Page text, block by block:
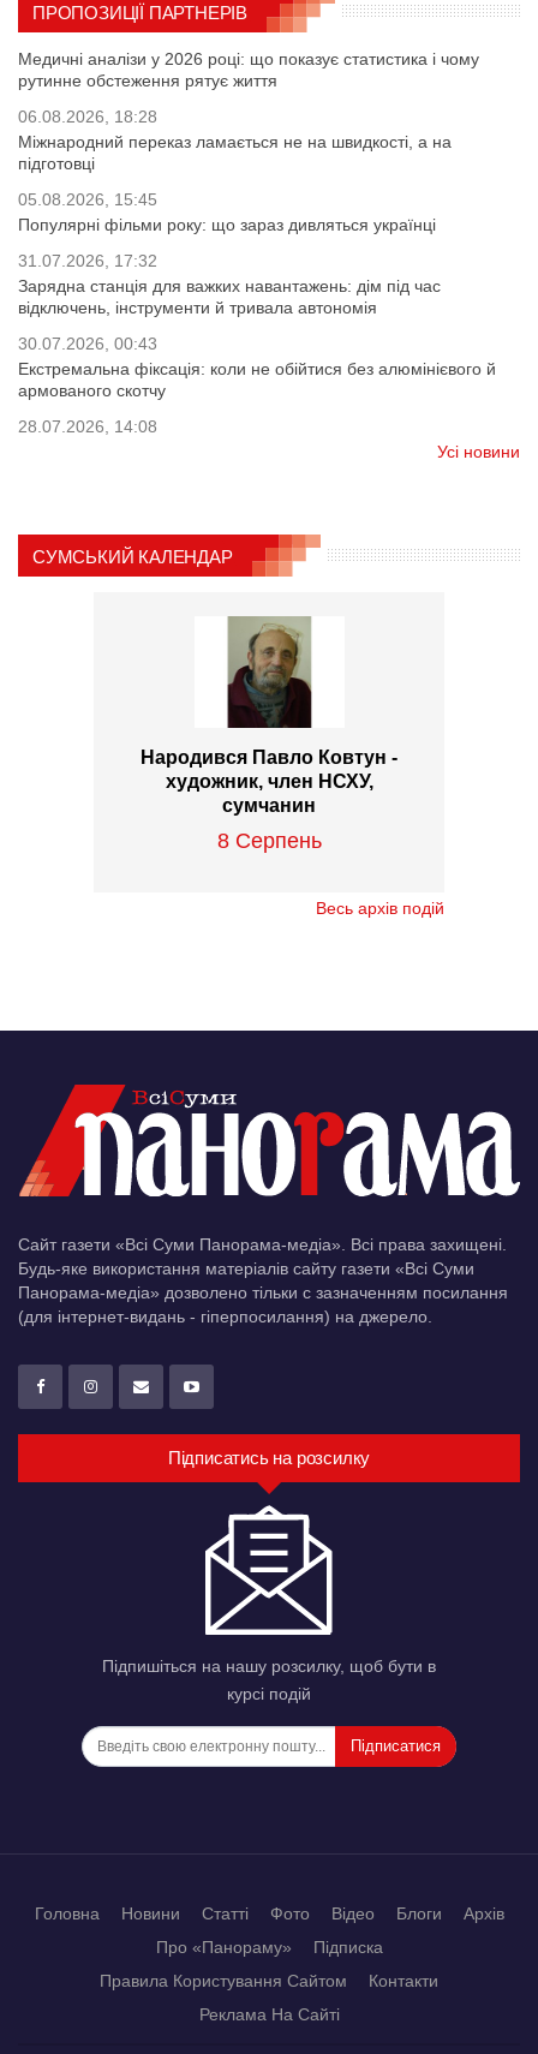
ПРОПОЗИЦІЇ ПАРТНЕРІВ
Медичні аналізи у 2026 році: що показує статистика і чому
рутинне обстеження рятує життя
06.08.2026, 18:28
Міжнародний переказ ламається не на швидкості, а на
підготовці
05.08.2026, 15:45
Популярні фільми року: що зараз дивляться українці
31.07.2026, 17:32
Зарядна станція для важких навантажень: дім під час
відключень, інструменти й тривала автономія
30.07.2026, 00:43
Екстремальна фіксація: коли не обійтися без алюмінієвого й
армованого скотчу
28.07.2026, 14:08
Усі новини
СУМСЬКИЙ КАЛЕНДАР
Народився Павло Ковтун -
художник, член НСХУ,
сумчанин
8 Серпень
Весь архів подій
Сайт газети «Всі Суми Панорама-медіа». Всі права захищені.
Будь-яке використання матеріалів сайту газети «Всі Суми
Панорама-медіа» дозволено тільки c зазначенням посилання
(для інтернет-видань - гіперпосилання) на джерело.
Підписатись на розсилку
Підпишіться на нашу розсилку, щоб бути в
курсі подій
Підписатися
Головна Новини Статті Фото Відео Блоги
Архів
Про «Панораму»
Підписка
Правила Користування Сайтом
Контакти
Реклама На Сайті